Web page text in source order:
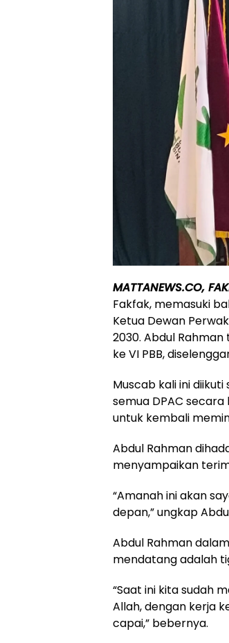
MATTANEWS.CO,
Fakfak, memasuki
Ketua Dewan
2030. Abdul
ke VI PBB,
Muscab kali ini diikuti
semua DPAC
untuk kembali
Abdul Rahman
menyampaikan
“Amanah ini akan
depan,” ungkap
Abdul Rahman
mendatang adalah
“Saat ini kita sudah
Allah, dengan kerja
capai,” bebernya.